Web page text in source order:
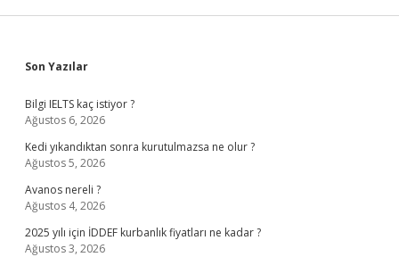
Sidebar
Son Yazılar
Bilgi IELTS kaç istiyor ?
Ağustos 6, 2026
Kedi yıkandıktan sonra kurutulmazsa ne olur ?
Ağustos 5, 2026
Avanos nereli ?
Ağustos 4, 2026
2025 yılı için İDDEF kurbanlık fiyatları ne kadar ?
Ağustos 3, 2026